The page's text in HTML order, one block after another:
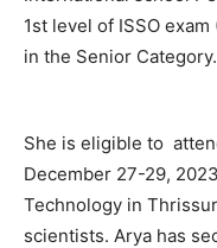
1st level of ISSO
in the Senior Category.
She is eligible to
December 27-29,
Technology in
scientists. Arya has